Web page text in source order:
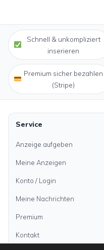
Schnell & unkompliziert
inserieren
Premium sicher bezahlen
(Stripe)
Service
Anzeige aufgeben
Meine Anzeigen
Konto / Login
Meine Nachrichten
Premium
Kontakt